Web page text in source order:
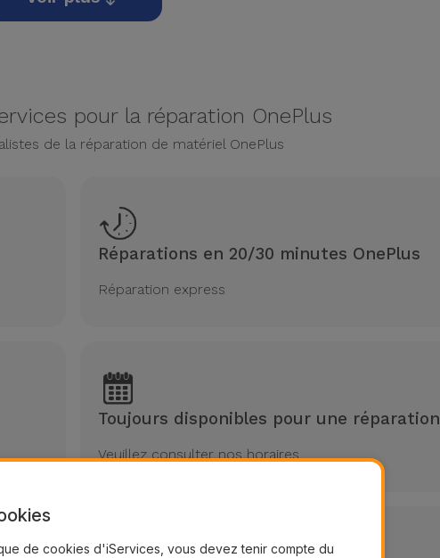
pour la réparation OnePlus
de la réparation de matériel OnePlus
Réparations en 20/30 minutes OnePlus
Réparation express
Toujours disponibles pour une réparation
Veuillez consulter nos horaires
de cookies d'iServices, vous devez tenir compte du